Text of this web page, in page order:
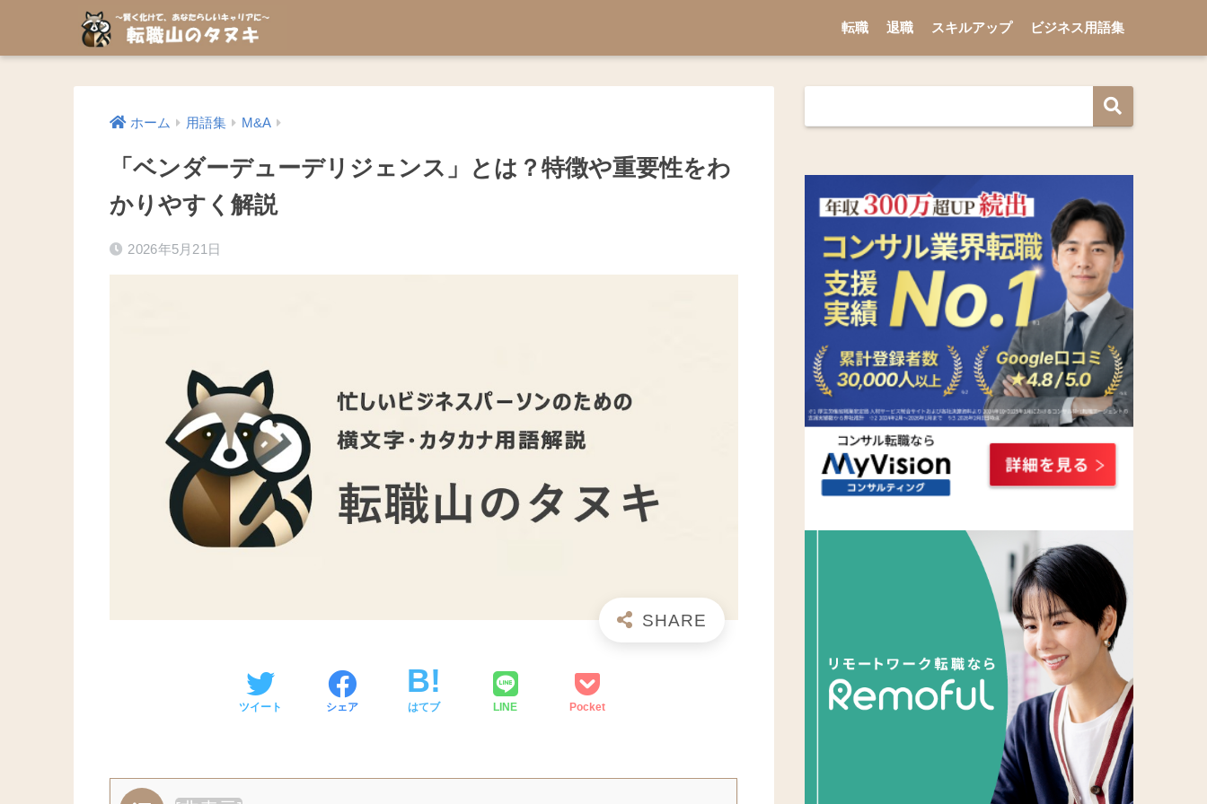
転職 退職 スキルアップ ビジネス用語集
ホーム 用語集 M&A
「ベンダーデューデリジェンス」とは？特徴や重要性をわ
かりやすく解説
2026年5月21日
ツイート シェア はてブ LINE Pocket